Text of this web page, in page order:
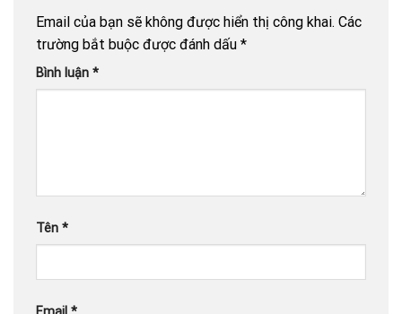
Email của bạn sẽ không được hiển thị công khai. Các
trường bắt buộc được đánh dấu *
Bình luận *
Tên *